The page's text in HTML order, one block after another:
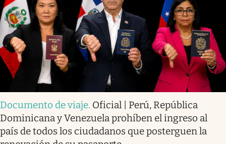
Documento de viaje. Oficial | Perú, República
Dominicana y Venezuela prohíben el ingreso al
país de todos los ciudadanos que posterguen la